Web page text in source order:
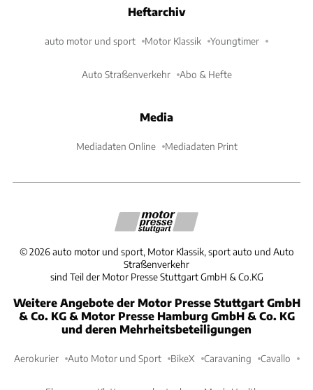
Heftarchiv
auto motor und sport Motor Klassik Youngtimer
Auto Straßenverkehr Abo & Hefte
Media
Mediadaten Online Mediadaten Print
©2026 auto motor und sport, Motor Klassik, sport auto und Auto
Straßenverkehr
sind Teil der Motor Presse Stuttgart GmbH & Co.KG
Weitere Angebote der Motor Presse Stuttgart GmbH
& Co. KG & Motor Presse Hamburg GmbH & Co. KG
und deren Mehrheitsbeteiligungen
Aerokurier Auto Motor und Sport BikeX Caravaning Cavallo